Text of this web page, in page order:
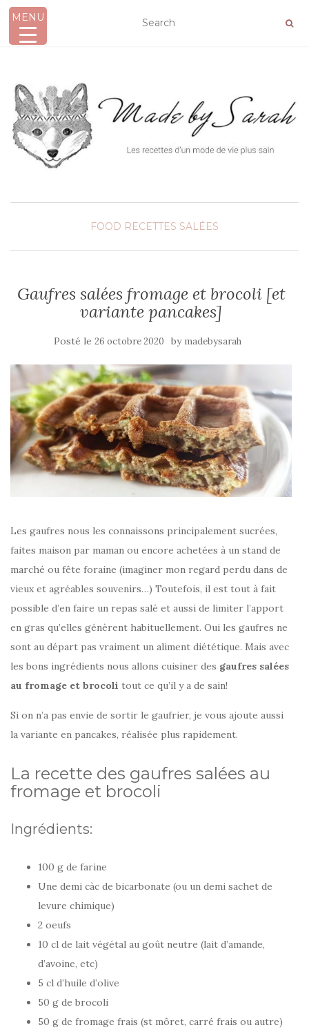
MENU
AFFICHER/MASQUER LA NAVIGATION
FOOD RECETTES SALÉES
Gaufres salées fromage et brocoli [et
variante pancakes]
Posté le 26 octobre 2020 by madebysarah
Les gaufres nous les connaissons principalement sucrées,
faites maison par maman ou encore achetées à un stand de
marché ou fête foraine (imaginer mon regard perdu dans de
vieux et agréables souvenirs…) Toutefois, il est tout à fait
possible d’en faire un repas salé et aussi de limiter l’apport
en gras qu’elles génèrent habituellement. Oui les gaufres ne
sont au départ pas vraiment un aliment diététique. Mais avec
les bons ingrédients nous allons cuisiner des gaufres salées
au fromage et brocoli tout ce qu’il y a de sain!
Si on n’a pas envie de sortir le gaufrier, je vous ajoute aussi
la variante en pancakes, réalisée plus rapidement.
La recette des gaufres salées au
fromage et brocoli
Ingrédients:
100 g de farine
Une demi càc de bicarbonate (ou un demi sachet de
levure chimique)
2 oeufs
10 cl de lait végétal au goût neutre (lait d’amande,
d’avoine, etc)
5 cl d’huile d’olive
50 g de brocoli
50 g de fromage frais (st môret, carré frais ou autre)